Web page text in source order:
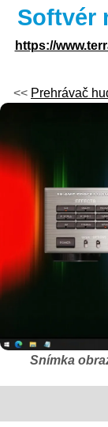
Softvér
https://
<< Prehrávač
Snímka